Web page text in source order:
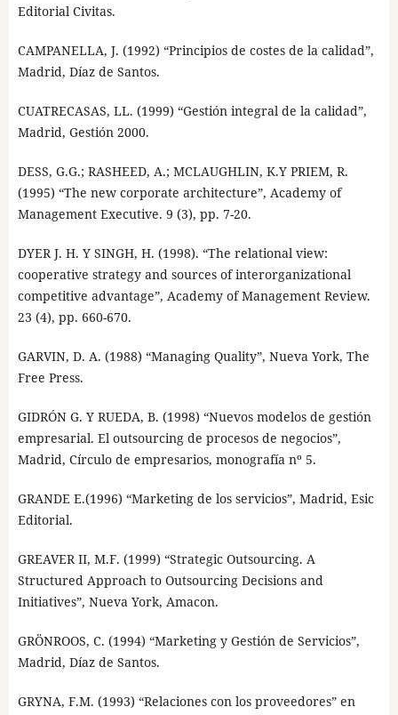
Editorial Civitas.
CAMPANELLA, J. (1992) “Principios de costes de la calidad”,
Madrid, Díaz de Santos.
CUATRECASAS, LL. (1999) “Gestión integral de la calidad”,
Madrid, Gestión 2000.
DESS, G.G.; RASHEED, A.; MCLAUGHLIN, K.Y PRIEM, R.
(1995) “The new corporate architecture”, Academy of
Management Executive. 9 (3), pp. 7-20.
DYER J. H. Y SINGH, H. (1998). “The relational view:
cooperative strategy and sources of interorganizational
competitive advantage”, Academy of Management Review.
23 (4), pp. 660-670.
GARVIN, D. A. (1988) “Managing Quality”, Nueva York, The
Free Press.
GIDRÓN G. Y RUEDA, B. (1998) “Nuevos modelos de gestión
empresarial. El outsourcing de procesos de negocios”,
Madrid, Círculo de empresarios, monografía nº 5.
GRANDE E.(1996) “Marketing de los servicios”, Madrid, Esic
Editorial.
GREAVER II, M.F. (1999) “Strategic Outsourcing. A
Structured Approach to Outsourcing Decisions and
Initiatives”, Nueva York, Amacon.
GRÖNROOS, C. (1994) “Marketing y Gestión de Servicios”,
Madrid, Díaz de Santos.
GRYNA, F.M. (1993) “Relaciones con los proveedores” en